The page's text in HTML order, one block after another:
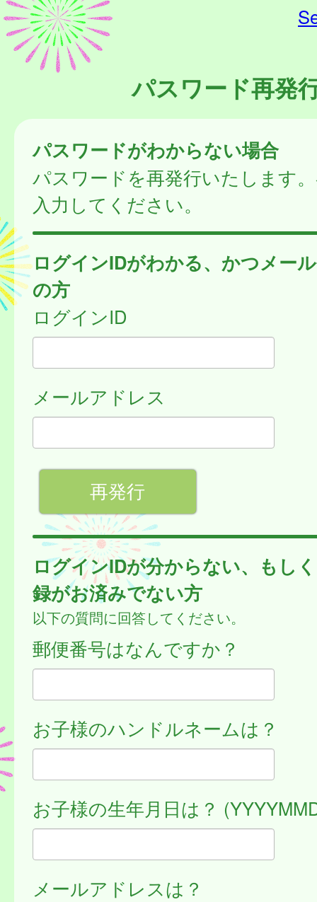
パスワード再発
パスワードがわからない場合
パスワードを再発行いたします
入力してください。
ログインIDがわかる、かつメー
の方
ログインID
メールアドレス
ログインIDが分からない、もし
録がお済みでない方
以下の質問に回答してください。
郵便番号はなんですか？
お子様のハンドルネームは？
お子様の生年月日は？
メールアドレスは？